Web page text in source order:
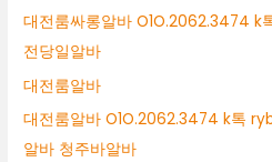
대전룸싸롱알바 O1O.2062.3474
전당일알바
대전룸알바
대전룸알바 O1O.2062.3474 k톡
알바 청주바알바